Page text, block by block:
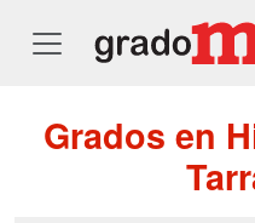
Grados en